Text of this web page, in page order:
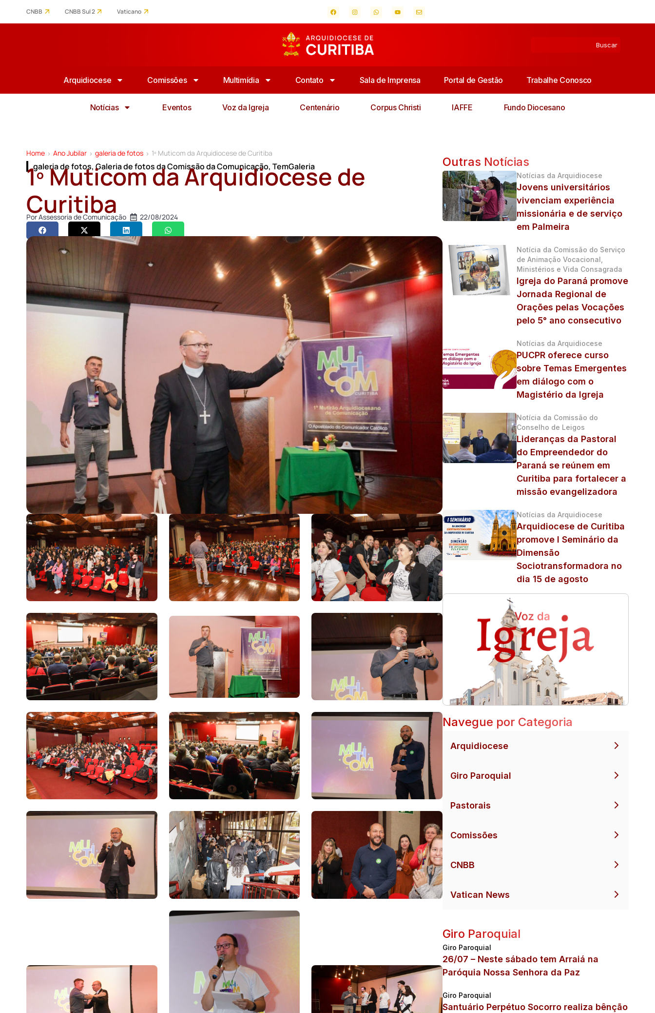
CNBB CNBB Sul 2 Vaticano
Arquidiocese Comissões Multimídia Contato Sala de Imprensa Portal de Gestão Trabalhe Conosco
Notícias Eventos Voz da Igreja Centenário Corpus Christi IAFFE Fundo Diocesano
Home > Ano Jubilar > galeria de fotos > 1º Muticom da Arquidiocese de Curitiba
galeria de fotos,Galeria de fotos da Comissão da Comunicação, TemGaleria
1º Muticom da Arquidiocese de
Curitiba
PorAssessoria de Comunicação 22/08/2024
Outras Notícias
Notícias da Arquidiocese
Jovens universitários
vivenciam experiência
missionária e de serviço
em Palmeira
Notícia da Comissão do Serviço
de Animação Vocacional,
Ministérios e Vida Consagrada
Igreja do Paraná promove
Jornada Regional de
Orações pelas Vocações
pelo 5° ano consecutivo
Notícias da Arquidiocese
PUCPR oferece curso
sobre Temas Emergentes
em diálogo com o
Magistério da Igreja
Notícia da Comissão do
Conselho de Leigos
Lideranças da Pastoral
do Empreendedor do
Paraná se reúnem em
Curitiba para fortalecer a
missão evangelizadora
Notícias da Arquidiocese
Arquidiocese de Curitiba
promove I Seminário da
Dimensão
Sociotransformadora no
dia 15 de agosto
Navegue por Categoria
Arquidiocese
Giro Paroquial
Pastorais
Comissões
CNBB
Vatican News
Giro Paroquial
Giro Paroquial
26/07 – Neste sábado tem Arraiá na
Paróquia Nossa Senhora da Paz
Giro Paroquial
Santuário Perpétuo Socorro realiza bênção